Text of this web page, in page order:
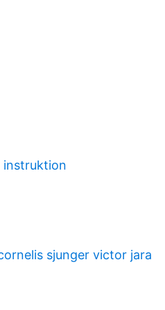
instruktion
sjunger victor jara